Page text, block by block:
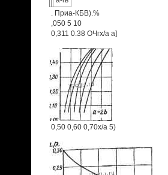
. Приа-КБВ).%
,050 5 10
0,311 0.38 ОЧгх/а а]
0,50 0,60 0,70х/а 5)